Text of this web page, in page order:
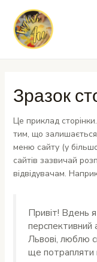
вмісту
Зразок
Це приклад сторінки.
тим, що залишається
меню сайту (у
сайтів зазвичай
відвідувачам.
Привіт! Вдень
перспективний
Львові, люблю
ще потрапляти